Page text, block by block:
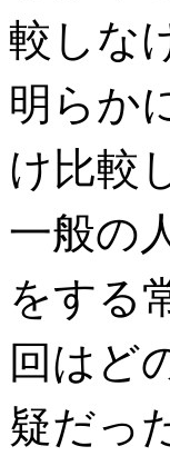
較しな
明らか
け比較
一般の
をする
回はど
疑だっ